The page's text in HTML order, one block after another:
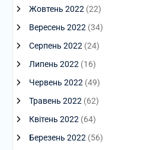
Жовтень 2022 (22)
Вересень 2022 (34)
Серпень 2022 (24)
Липень 2022 (16)
Червень 2022 (49)
Травень 2022 (62)
Квітень 2022 (64)
Березень 2022 (56)